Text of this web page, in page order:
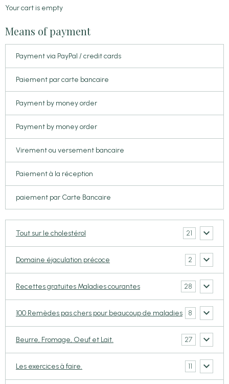
Your cart is empty
Means of payment
Payment via PayPal / credit cards
Paiement par carte bancaire
Payment by money order
Payment by money order
Virement ou versement bancaire
Paiement à la réception
paiement par Carte Bancaire
Tout sur le cholestérol 21
Domaine éjaculation précoce 2
Recettes gratuites Maladies courantes 28
100 Remèdes pas chers pour beaucoup de maladies 8
Beurre, Fromage, Oeuf et Lait. 27
Les exercices à faire. 11